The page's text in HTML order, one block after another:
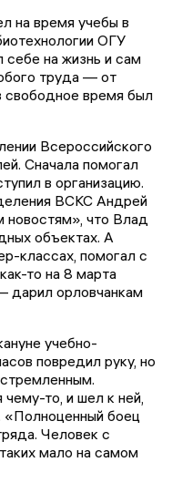
на время учебы в
ОГУ
себе на жизнь и сам
труда — от
свободное время был
Всероссийского
Сначала помогал
в организацию.
ВСКС Андрей
новостям», что Влад
объектах. А
классах, помогал с
то на 8 марта
дарил орловчанкам
учебно-
повредил руку, но
то, и шел к ней,
боец
Человек с
мало на самом